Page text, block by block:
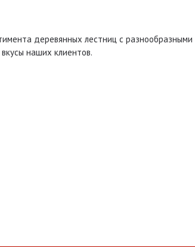
деревянных лестниц с
наших клиентов.